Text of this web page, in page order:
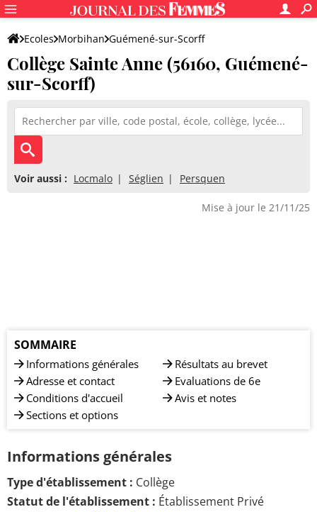
Ecoles Morbihan Guémené-sur-Scorff
Collège Sainte Anne
Collège Sainte Anne (56160, Guémené-
sur-Scorff)
Voir aussi : Locmalo Séglien Persquen
Mise à jour le 21/11/25
SOMMAIRE
Informations générales
Adresse et contact
Conditions d'accueil
Sections et options
Résultats au brevet
Evaluations de 6e
Avis et notes
Informations générales
Type d'établissement : Collège
Statut de l'établissement : Établissement Privé